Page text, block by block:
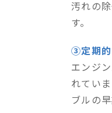
汚れの
す。
③定期的
エンジ
れてい
ブルの